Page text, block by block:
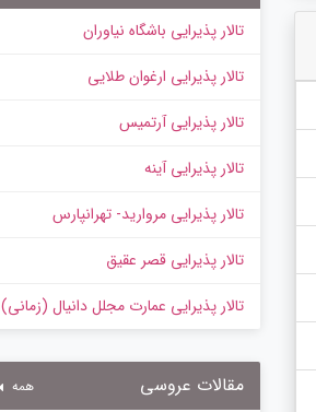
تالار پذیرایی باشگاه نیاوران
تالار پذیرایی ارغوان طلایی
تالار پذیرایی آرتمیس
تالار پذیرایی آینه
تالار پذیرایی مروارید- تهرانپارس
تالار پذیرایی قصر عقیق
تالار پذیرایی عمارت مجلل دانیال (زمانی)
مقالات عروسی همه